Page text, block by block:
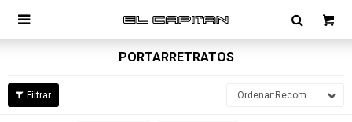

PORTARRETRATOS
Recomendados